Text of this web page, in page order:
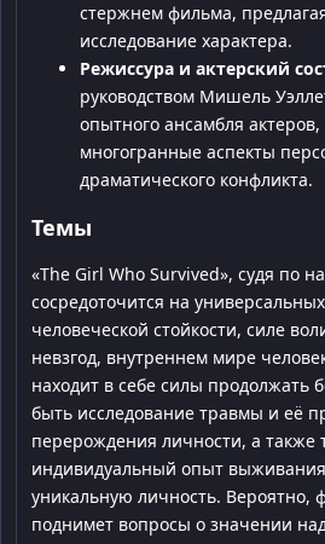
стержнем фильма,
исследование характера.
Режиссура и актерский
руководством Мишель
опытного ансамбля
многогранные аспекты
драматического конфликта.
Темы
«The Girl Who Survived», судя по
сосредоточится на
человеческой стойкости, силе
невзгод, внутреннем мире
находит в себе силы продолжать
быть исследование травмы и её
перерождения личности, а также
индивидуальный опыт
уникальную личность. Вероятно,
поднимет вопросы о значении